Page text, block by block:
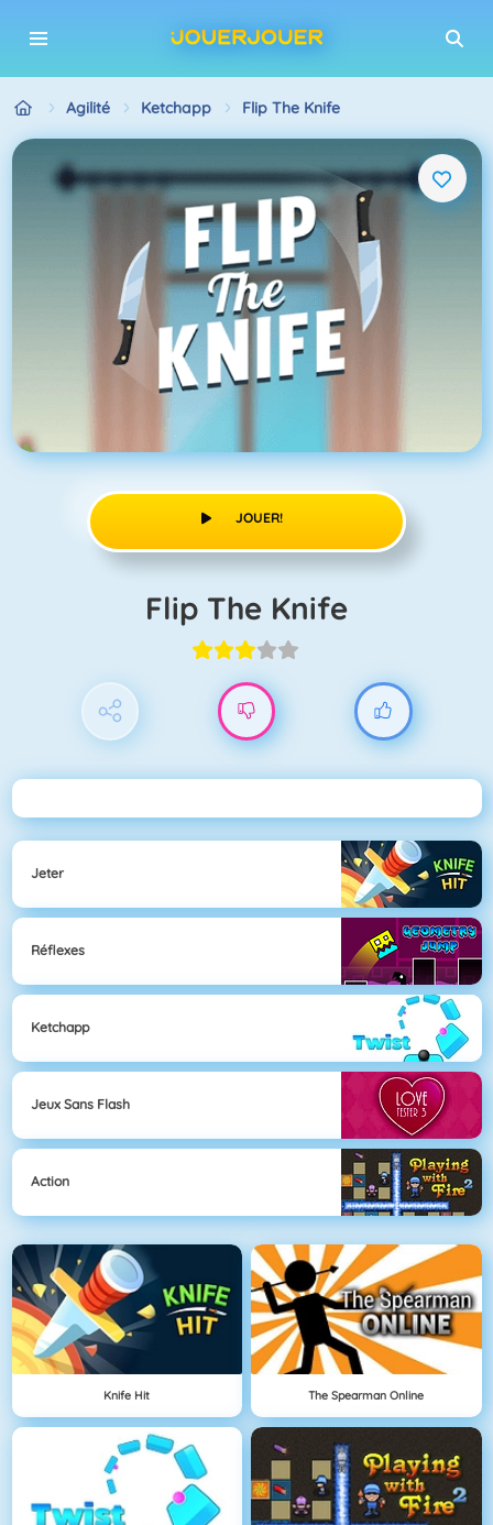
Agilité Ketchapp Flip The Knife
JOUER!
Flip The Knife
Jeter
Réflexes
Ketchapp
Jeux Sans Flash
Action
Knife Hit The Spearman Online